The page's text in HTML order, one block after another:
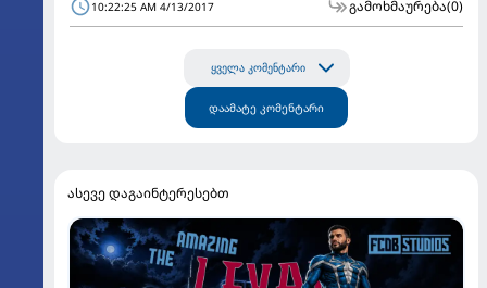
10:22:25 AM 4/13/2017 გამოხმაურება(0)
ყველა კომენტარი
დაამატე კომენტარი
ასევე დაგაინტერესებთ